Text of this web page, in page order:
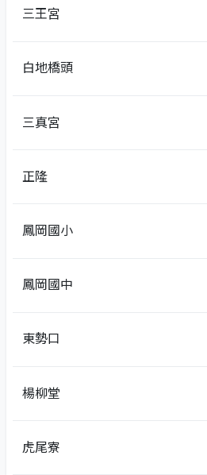
三王宮
白地橋頭
三真宮
正隆
鳳岡國小
鳳岡國中
東勢口
楊柳堂
虎尾寮